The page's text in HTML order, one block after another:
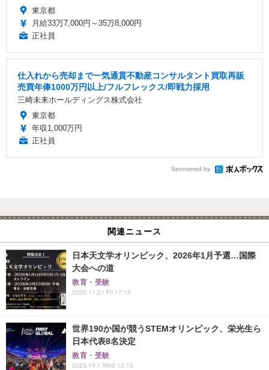
東京都
月給33万7,000円～35万8,000円
正社員
仕入れから売却まで一気通貫不動産コンサルタント買取再販
売買年俸1000万円以上/フルフレックス/即戦力採用
三崎未来ホールディングス株式会社
東京都
年収1,000万円
正社員
Sponsored by
関連ニュース
日本天文学オリンピック、2026年1月予選…国際
大会への道
教育・受験
2025.11.21 Fri 17:15
世界190か国が競うSTEMオリンピック、栄光生ら
日本代表8名決定
教育・受験
2025.10.1 Wed 12:15